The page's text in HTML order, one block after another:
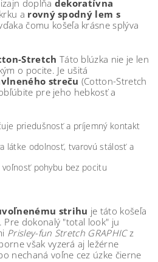
dopĺňa dekoratívna
a rovný spodný lem s
čomu košeľa krásne splýva
Stretch Táto blúzka nie je len
o pocite. Je ušitá
streču (Cotton-Stretch
pre jeho hebkosť a
priedušnosť a príjemný kontakt
látke odolnosť, tvarovú stálosť a
voľnosť pohybu bez pocitu
strihu je táto košeľa
Pre dokonalý "total look" ju
Prisley-fun Stretch GRAPHICz
však vyzerá aj ležérne
nechaná voľne cez úzke čierne